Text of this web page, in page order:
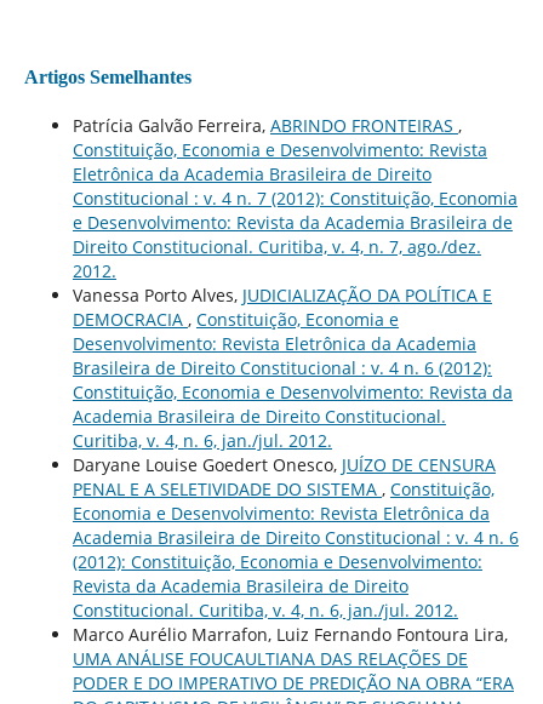
Artigos Semelhantes
Patrícia Galvão Ferreira, ABRINDO FRONTEIRAS ,
Constituição, Economia e Desenvolvimento: Revista
Eletrônica da Academia Brasileira de Direito
Constitucional : v. 4 n. 7 (2012): Constituição, Economia
e Desenvolvimento: Revista da Academia Brasileira de
Direito Constitucional. Curitiba, v. 4, n. 7, ago./dez.
2012.
Vanessa Porto Alves, JUDICIALIZAÇÃO DA POLÍTICA E
DEMOCRACIA , Constituição, Economia e
Desenvolvimento: Revista Eletrônica da Academia
Brasileira de Direito Constitucional : v. 4 n. 6 (2012):
Constituição, Economia e Desenvolvimento: Revista da
Academia Brasileira de Direito Constitucional.
Curitiba, v. 4, n. 6, jan./jul. 2012.
Daryane Louise Goedert Onesco, JUÍZO DE CENSURA
PENAL E A SELETIVIDADE DO SISTEMA , Constituição,
Economia e Desenvolvimento: Revista Eletrônica da
Academia Brasileira de Direito Constitucional : v. 4 n. 6
(2012): Constituição, Economia e Desenvolvimento:
Revista da Academia Brasileira de Direito
Constitucional. Curitiba, v. 4, n. 6, jan./jul. 2012.
Marco Aurélio Marrafon, Luiz Fernando Fontoura Lira,
UMA ANÁLISE FOUCAULTIANA DAS RELAÇÕES DE
PODER E DO IMPERATIVO DE PREDIÇÃO NA OBRA “ERA